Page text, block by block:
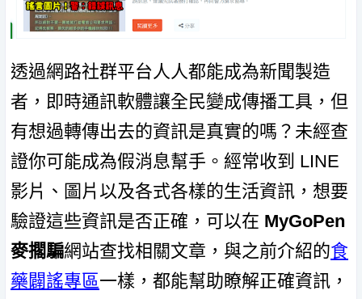
透過網路社群平台人人都能成為新聞製造
者，即時通訊軟體讓全民變成傳播工具，但
有想過轉傳出去的資訊是真實的嗎？未經查
證你可能成為假消息幫手。經常收到 LINE
影片、圖片以及各式各樣的生活資訊，想要
驗證這些資訊是否正確，可以在 MyGoPen
麥擱騙網站查找相關文章，與之前介紹的食
藥闢謠專區一樣，都能幫助瞭解正確資訊，